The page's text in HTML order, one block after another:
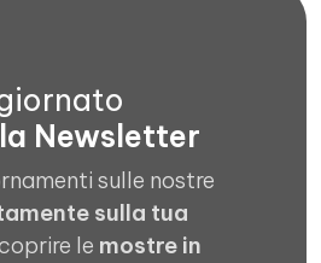
Newsletter
sulle nostre
sulla tua
le mostre in